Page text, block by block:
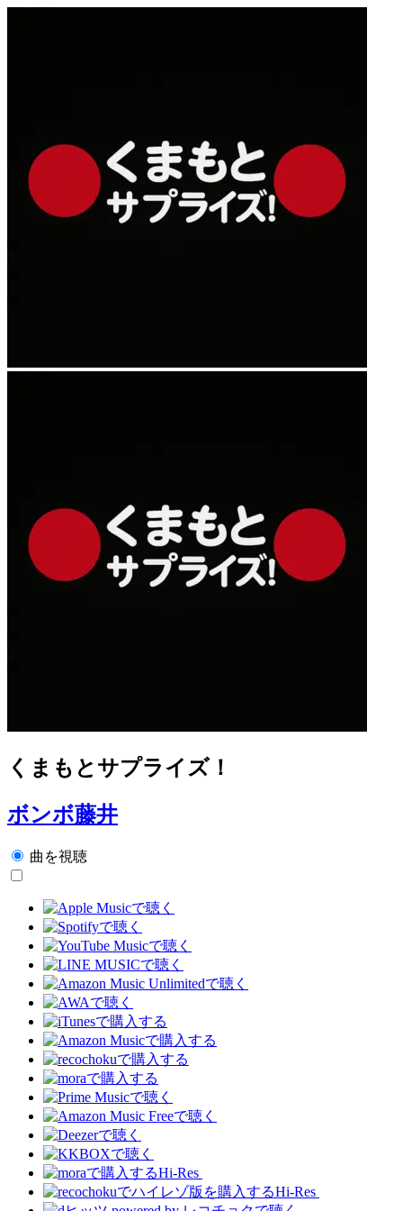
くまもとサプライズ！
ボンボ藤井
曲を視聴
Hi-Res
Hi-Res